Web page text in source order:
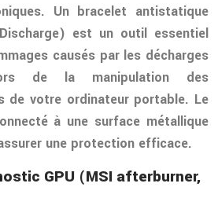
Un bracelet antistatique
est un outil essentiel
causés par les décharges
de la manipulation des
de votre ordinateur portable. Le
à une surface métallique
une protection efficace.
GPU (MSI afterburner,